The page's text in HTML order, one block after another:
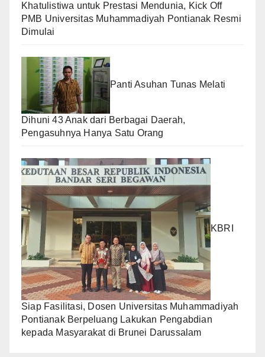
Khatulistiwa untuk Prestasi Mendunia, Kick Off
PMB Universitas Muhammadiyah Pontianak Resmi
Dimulai
Panti Asuhan Tunas Melati
Dihuni 43 Anak dari Berbagai Daerah,
Pengasuhnya Hanya Satu Orang
KBRI
Siap Fasilitasi, Dosen Universitas Muhammadiyah
Pontianak Berpeluang Lakukan Pengabdian
kepada Masyarakat di Brunei Darussalam